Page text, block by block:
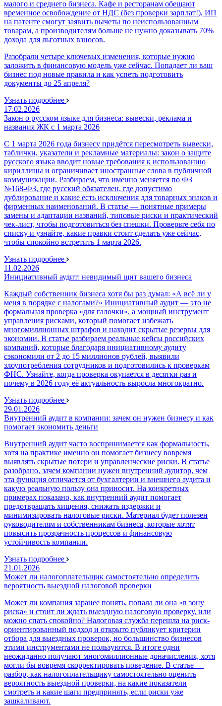
малого и среднего бизнеса. Кафе и ресторанам обещают
временное освобождение от НДС (без проверки зарплат!), ИП
на патенте смогут заявить вычеты по неиспользованным
товарам, а производителям больше не нужно доказывать 70%
дохода для льготных взносов.
Разобрали четыре ключевых изменения, которые нужно
заложить в финансовую модель уже сейчас. Попадает ли ваш
бизнес под новые правила и как успеть подготовить
документы до 25 апреля?
Узнать подробнее
17.02.2026
Закон о русском языке для бизнеса: вывески, реклама и
названия ЖК с 1 марта 2026
С 1 марта 2026 года бизнесу придётся пересмотреть вывески,
таблички, указатели и рекламные материалы: закон о защите
русского языка вводит новые требования к использованию
кириллицы и ограничивает иностранные слова в публичной
коммуникации. Разбираем, что именно меняется по ФЗ
№168‑ФЗ, где русский обязателен, где допустимо
дублирование и какие есть исключения для товарных знаков и
фирменных наименований. В статье — понятные примеры
замены и адаптации названий, типовые риски и практический
чек‑лист, чтобы подготовиться без спешки. Проверьте себя по
списку и узнайте, какие правки стоит сделать уже сейчас,
чтобы спокойно встретить 1 марта 2026.
Узнать подробнее
11.02.2026
Инициативный аудит: невидимый щит вашего бизнеса
Каждый собственник бизнеса хотя бы раз думал: «А всё ли у
меня в порядке с налогами?» Инициативный аудит — это не
формальная проверка «для галочки», а мощный инструмент
управления рисками, который помогает избежать
многомиллионных штрафов и находит скрытые резервы для
экономии. В статье разбираем реальные кейсы российских
компаний, которые благодаря инициативному аудиту
сэкономили от 2 до 15 миллионов рублей, выявили
злоупотребления сотрудников и подготовились к проверкам
ФНС. Узнайте, когда проверка окупается в десятки раз и
почему в 2026 году её актуальность выросла многократно.
Узнать подробнее
29.01.2026
Внутренний аудит в компании: зачем он нужен бизнесу и как
помогает экономить деньги
Внутренний аудит часто воспринимается как формальность,
хотя на практике именно он помогает бизнесу вовремя
выявлять скрытые потери и управленческие риски. В статье
разобрано, зачем компании нужен внутренний аудитор, чем
эта функция отличается от бухгалтерии и внешнего аудита и
какую реальную пользу она приносит. На конкретных
примерах показано, как внутренний аудит помогает
предотвращать хищения, снижать издержки и
минимизировать налоговые риски. Материал будет полезен
руководителям и собственникам бизнеса, которые хотят
повысить прозрачность процессов и финансовую
устойчивость компании.
Узнать подробнее
21.01.2026
Может ли налогоплательщик самостоятельно определить
вероятность выездной налоговой проверки
Может ли компания заранее понять, попала ли она «в зону
риска» и стоит ли ждать выездную налоговую проверку, или
можно спать спокойно? Налоговая служба перешла на риск-
ориентированный подход и открыто публикует критерии
отбора для выездных проверок, но большинство бизнесов
этими инструментами не пользуются. В итоге одни
неожиданно получают многомиллионные доначисления, хотя
могли бы вовремя скорректировать поведение. В статье —
разбор, как налогоплательщику самостоятельно оценить
вероятность выездной проверки, на какие показатели
смотреть и какие шаги предпринять, если риски уже
зашкаливают.